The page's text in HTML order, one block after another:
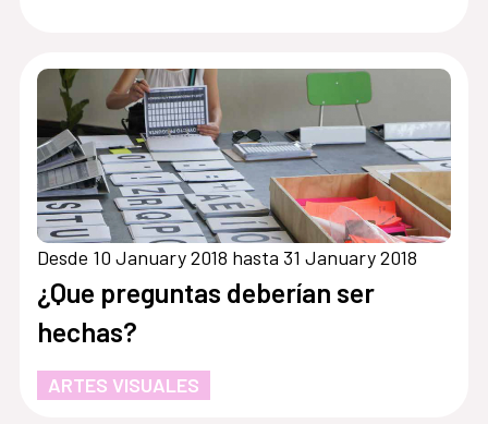
Desde 10 January 2018 hasta 31 January 2018
¿Que preguntas deberían ser
hechas?
ARTES VISUALES